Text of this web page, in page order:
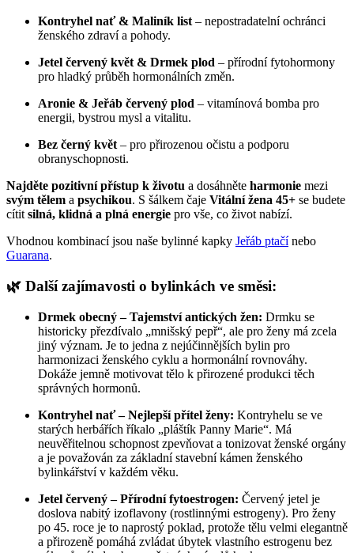
Kontryhel nať & Maliník list – nepostradatelní ochránci
ženského zdraví a pohody.
Jetel červený květ & Drmek plod – přírodní fytohormony
pro hladký průběh hormonálních změn.
Aronie & Jeřáb červený plod – vitamínová bomba pro
energii, bystrou mysl a vitalitu.
Bez černý květ – pro přirozenou očistu a podporu
obranyschopnosti.
Najděte pozitivní přístup k životu a dosáhněte harmonie mezi
svým tělem a psychikou. S šálkem čaje Vitální žena 45+ se budete
cítit silná, klidná a plná energie pro vše, co život nabízí.
Vhodnou kombinací jsou naše bylinné kapky Jeřáb ptačínebo
Guarana.
🌿 Další zajímavosti o bylinkách ve směsi:
Drmek obecný – Tajemství antických žen: Drmku se
historicky přezdívalo „mnišský pepř“, ale pro ženy má zcela
jiný význam. Je to jedna z nejúčinnějších bylin pro
harmonizaci ženského cyklu a hormonální rovnováhy.
Dokáže jemně motivovat tělo k přirozené produkci těch
správných hormonů.
Kontryhel nať – Nejlepší přítel ženy: Kontryhelu se ve
starých herbářích říkalo „pláštík Panny Marie“. Má
neuvěřitelnou schopnost zpevňovat a tonizovat ženské orgány
a je považován za základní stavební kámen ženského
bylinkářství v každém věku.
Jetel červený – Přírodní fytoestrogen: Červený jetel je
doslova nabitý izoflavony (rostlinnými estrogeny). Pro ženy
po 45. roce je to naprostý poklad, protože tělu velmi elegantně
a přirozeně pomáhá zvládat úbytek vlastního estrogenu bez